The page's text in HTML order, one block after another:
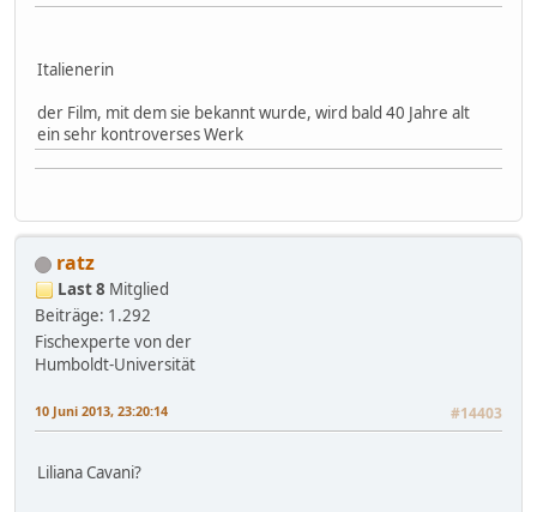
Italienerin
der Film, mit dem sie bekannt wurde, wird bald 40 Jahre alt
ein sehr kontroverses Werk
ratz
Last 8 Mitglied
Beiträge: 1.292
Fischexperte von der
Humboldt-Universität
10 Juni 2013, 23:20:14 #14403
Liliana Cavani?